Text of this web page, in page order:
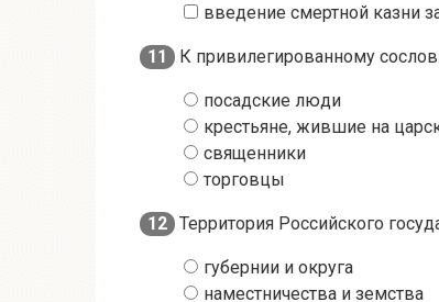
введение смертной казни
11 К привилегированному
посадские люди
крестьяне, жившие на
священники
торговцы
12 Территория Российского
губернии и округа
наместничества и земства